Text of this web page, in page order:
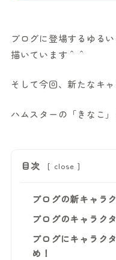
ブログに登場するゆる
描いています＾＾
そして今回、新たなキ
ハムスターの「きなこ
目次 [ close ]
ブログの新キャラ
ブログのキャラク
ブログにキャラク
め！